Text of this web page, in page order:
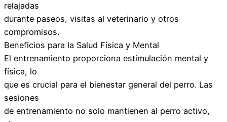
relajadas
durante paseos, visitas al veterinario y otros
compromisos.
Beneficios para la Salud Física y Mental
El entrenamiento proporciona estimulación mental y
física, lo
que es crucial para el bienestar general del perro. Las
sesiones
de entrenamiento no solo mantienen al perro activo,